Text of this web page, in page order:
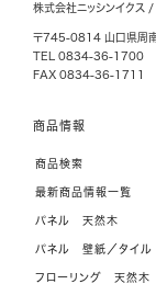
株式会社ニッシンイク
〒745-0814 山口県周
TEL 0834-36-1700
FAX 0834-36-1711
商品情報
商品検索
最新商品情報一覧
パネル 天然木
パネル 壁紙／タイル
フローリング 天然木